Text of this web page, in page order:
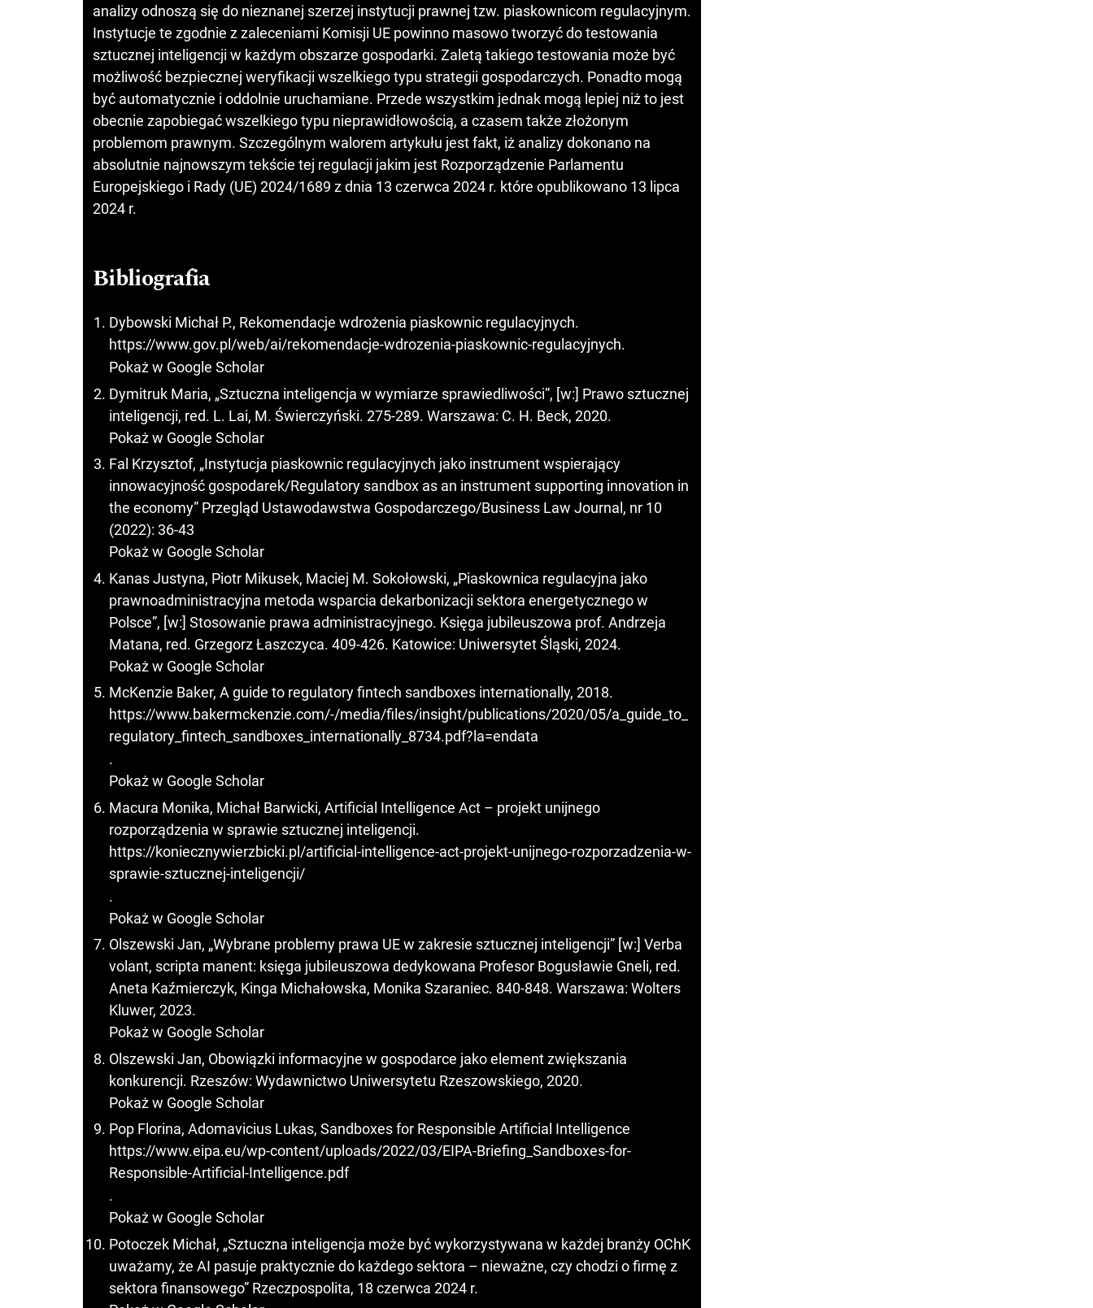
analizy odnoszą się do nieznanej szerzej instytucji prawnej tzw. piaskownicom regulacyjnym.
Instytucje te zgodnie z zaleceniami Komisji UE powinno masowo tworzyć do testowania
sztucznej inteligencji w każdym obszarze gospodarki. Zaletą takiego testowania może być
możliwość bezpiecznej weryfikacji wszelkiego typu strategii gospodarczych. Ponadto mogą
być automatycznie i oddolnie uruchamiane. Przede wszystkim jednak mogą lepiej niż to jest
obecnie zapobiegać wszelkiego typu nieprawidłowością, a czasem także złożonym
problemom prawnym. Szczególnym walorem artykułu jest fakt, iż analizy dokonano na
absolutnie najnowszym tekście tej regulacji jakim jest Rozporządzenie Parlamentu
Europejskiego i Rady (UE) 2024/1689 z dnia 13 czerwca 2024 r. które opublikowano 13 lipca
2024 r.
Bibliografia
Dybowski Michał P., Rekomendacje wdrożenia piaskownic regulacyjnych.
https://www.gov.pl/web/ai/rekomendacje-wdrozenia-piaskownic-regulacyjnych.
Pokaż w Google Scholar
Dymitruk Maria, „Sztuczna inteligencja w wymiarze sprawiedliwości”, [w:] Prawo sztucznej
inteligencji, red. L. Lai, M. Świerczyński. 275-289. Warszawa: C. H. Beck, 2020.
Pokaż w Google Scholar
Fal Krzysztof, „Instytucja piaskownic regulacyjnych jako instrument wspierający
innowacyjność gospodarek/Regulatory sandbox as an instrument supporting innovation in
the economy” Przegląd Ustawodawstwa Gospodarczego/Business Law Journal, nr 10
(2022): 36-43
Pokaż w Google Scholar
Kanas Justyna, Piotr Mikusek, Maciej M. Sokołowski, „Piaskownica regulacyjna jako
prawnoadministracyjna metoda wsparcia dekarbonizacji sektora energetycznego w
Polsce”, [w:] Stosowanie prawa administracyjnego. Księga jubileuszowa prof. Andrzeja
Matana, red. Grzegorz Łaszczyca. 409-426. Katowice: Uniwersytet Śląski, 2024.
Pokaż w Google Scholar
McKenzie Baker, A guide to regulatory fintech sandboxes internationally, 2018.
https://www.bakermckenzie.com/-/media/files/insight/publications/2020/05/a_guide_to_
regulatory_fintech_sandboxes_internationally_8734.pdf?la=endata
.
Pokaż w Google Scholar
Macura Monika, Michał Barwicki, Artificial Intelligence Act – projekt unijnego
rozporządzenia w sprawie sztucznej inteligencji.
https://koniecznywierzbicki.pl/artificial-intelligence-act-projekt-unijnego-rozporzadzenia-w-
sprawie-sztucznej-inteligencji/
.
Pokaż w Google Scholar
Olszewski Jan, „Wybrane problemy prawa UE w zakresie sztucznej inteligencji” [w:] Verba
volant, scripta manent: księga jubileuszowa dedykowana Profesor Bogusławie Gneli, red.
Aneta Kaźmierczyk, Kinga Michałowska, Monika Szaraniec. 840-848. Warszawa: Wolters
Kluwer, 2023.
Pokaż w Google Scholar
Olszewski Jan, Obowiązki informacyjne w gospodarce jako element zwiększania
konkurencji. Rzeszów: Wydawnictwo Uniwersytetu Rzeszowskiego, 2020.
Pokaż w Google Scholar
Pop Florina, Adomavicius Lukas, Sandboxes for Responsible Artificial Intelligence
https://www.eipa.eu/wp-content/uploads/2022/03/EIPA-Briefing_Sandboxes-for-
Responsible-Artificial-Intelligence.pdf
.
Pokaż w Google Scholar
Potoczek Michał, „Sztuczna inteligencja może być wykorzystywana w każdej branży OChK
uważamy, że AI pasuje praktycznie do każdego sektora – nieważne, czy chodzi o firmę z
sektora finansowego” Rzeczpospolita, 18 czerwca 2024 r.